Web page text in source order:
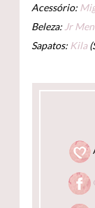
Acessório:
Beleza: Jr
Sapatos: Kila